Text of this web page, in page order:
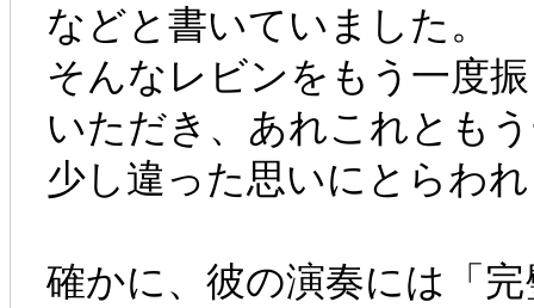
などと書いていました。
そんなレビンをもう一度
いただき、あれこれとも
少し違った思いにとらわ
確かに、彼の演奏には「